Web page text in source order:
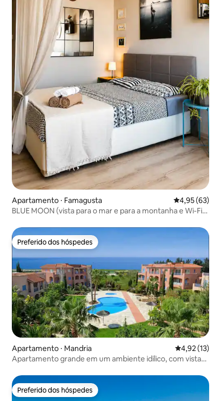
Apartamento ⋅ Famagusta 4,95 de uma
4,95 (63)
BLUE MOON (vista para o mar e para a montanha e Wi-Fi
Preferido dos hóspedes
Preferido dos hóspedes
Apartamento ⋅ Mandria 4,92 de uma
4,92 (13)
Apartamento grande em um ambiente idílico, com vista
Preferido dos hóspedes
Preferido dos hóspedes